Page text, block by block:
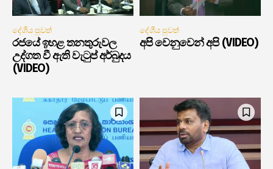
දේශීය පුවත්
රජයේ ඉහළ තනතුරුවල
උද්ගත වී ඇති වැටුප් අර්බුදය
(VIDEO)
දේශීය පුවත්
අපි වෙනුවෙන් අපි (VIDEO)